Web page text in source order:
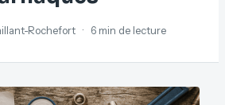
Rochefort · 6 min de lecture